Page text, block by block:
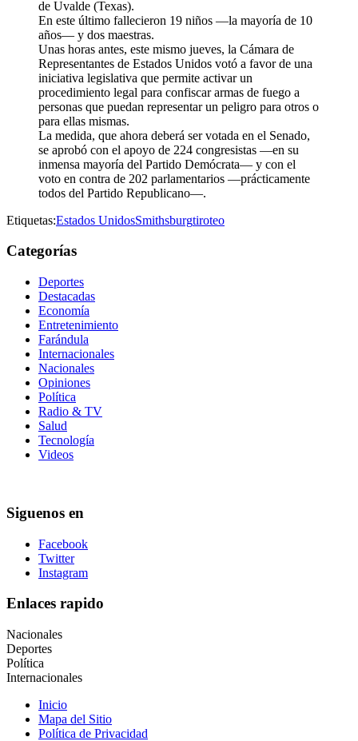
de Uvalde (Texas).
En este último fallecieron 19 niños —la mayoría de 10
años— y dos maestras.
Unas horas antes, este mismo jueves, la Cámara de
Representantes de Estados Unidos votó a favor de una
iniciativa legislativa que permite activar un
procedimiento legal para confiscar armas de fuego a
personas que puedan representar un peligro para otros o
para ellas mismas.
La medida, que ahora deberá ser votada en el Senado,
se aprobó con el apoyo de 224 congresistas —en su
inmensa mayoría del Partido Demócrata— y con el
voto en contra de 202 parlamentarios —prácticamente
todos del Partido Republicano—.
Etiquetas:Estados UnidosSmithsburgtiroteo
Categorías
Deportes
Destacadas
Economía
Entretenimiento
Farándula
Internacionales
Nacionales
Opiniones
Política
Radio & TV
Salud
Tecnología
Videos
Siguenos en
Facebook
Twitter
Instagram
Enlaces rapido
Nacionales
Deportes
Política
Internacionales
Inicio
Mapa del Sitio
Política de Privacidad